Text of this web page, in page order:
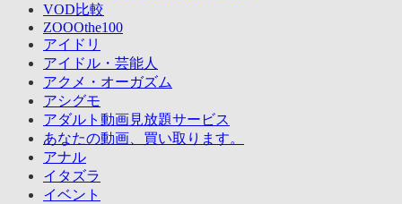
VOD比較
ZOOOthe100
アイドリ
アイドル・芸能人
アクメ・オーガズム
アシグモ
アダルト動画見放題サービス
あなたの動画、買い取ります。
アナル
イタズラ
イベント